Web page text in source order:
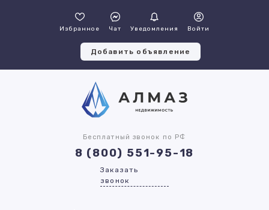
Избранное Чат Уведомления Войти
Добавить объявление
Бесплатный звонок по РФ
8 (800) 551-95-18
Заказать
звонок